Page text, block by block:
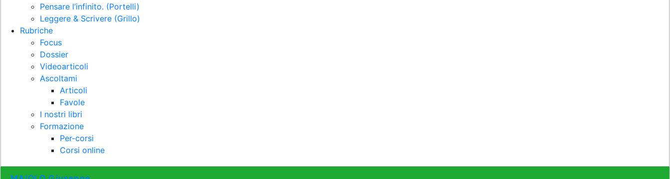
Pensare l’infinito. (Portelli)
Leggere & Scrivere (Grillo)
Rubriche
Focus
Dossier
Videoarticoli
Ascoltami
Articoli
Favole
I nostri libri
Formazione
Per-corsi
Corsi online